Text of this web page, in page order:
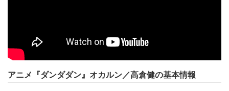
アニメ『ダンダダン』オカルン／高倉健の基本情報